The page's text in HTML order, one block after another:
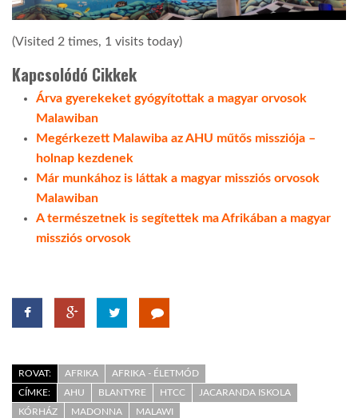
(Visited 2 times, 1 visits today)
Kapcsolódó Cikkek
Árva gyerekeket gyógyítottak a magyar orvosok
Malawiban
Megérkezett Malawiba az AHU műtős missziója –
holnap kezdenek
Már munkához is láttak a magyar missziós orvosok
Malawiban
A természetnek is segítettek ma Afrikában a magyar
missziós orvosok
ROVAT: AFRIKA
AFRIKA - ÉLETMÓD
CÍMKE:
AHU BLANTYRE HTCC
JACARANDA ISKOLA
KÓRHÁZ
MADONNA MALAWI